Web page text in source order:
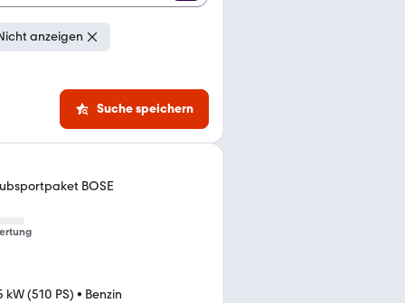
anzeigen
Suche speichern
BOSE
kW (510 PS) • Benzin